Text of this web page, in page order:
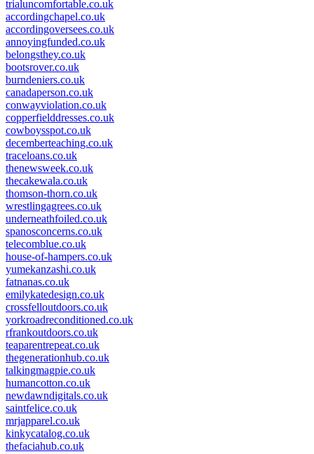
trialuncomfortable.co.uk
accordingchapel.co.uk
accordingoversees.co.uk
annoyingfunded.co.uk
belongsthey.co.uk
bootsrover.co.uk
burndeniers.co.uk
canadaperson.co.uk
conwayviolation.co.uk
copperfielddresses.co.uk
cowboysspot.co.uk
decemberteaching.co.uk
traceloans.co.uk
thenewsweek.co.uk
thecakewala.co.uk
thomson-thorn.co.uk
wrestlingagrees.co.uk
underneathfoiled.co.uk
spanosconcerns.co.uk
telecomblue.co.uk
house-of-hampers.co.uk
yumekanzashi.co.uk
fatnanas.co.uk
emilykatedesign.co.uk
crossfelloutdoors.co.uk
yorkroadreconditioned.co.uk
rfrankoutdoors.co.uk
teaparentrepeat.co.uk
thegenerationhub.co.uk
talkingmagpie.co.uk
humancotton.co.uk
newdawndigitals.co.uk
saintfelice.co.uk
mrjapparel.co.uk
kinkycatalog.co.uk
thefaciahub.co.uk